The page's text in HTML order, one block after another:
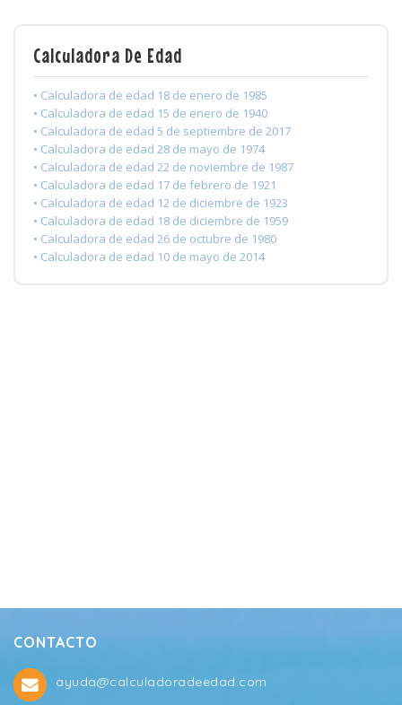
Calculadora De Edad
• Calculadora de edad 18 de enero de 1985
• Calculadora de edad 15 de enero de 1940
• Calculadora de edad 5 de septiembre de 2017
• Calculadora de edad 28 de mayo de 1974
• Calculadora de edad 22 de noviembre de 1987
• Calculadora de edad 17 de febrero de 1921
• Calculadora de edad 12 de diciembre de 1923
• Calculadora de edad 18 de diciembre de 1959
• Calculadora de edad 26 de octubre de 1980
• Calculadora de edad 10 de mayo de 2014
CONTACTO
ayuda@calculadoradeedad.com